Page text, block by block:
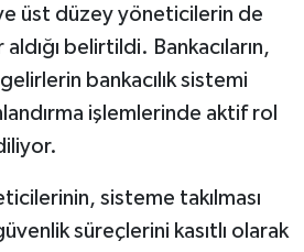
üst düzey yöneticilerin de
belirtildi. Bankacıların,
bankacılık sistemi
işlemlerinde aktif rol
sisteme takılması
süreçlerini kasıtlı olarak